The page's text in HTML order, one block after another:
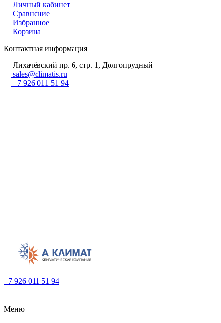
Личный кабинет
Сравнение
Избранное
Корзина
Контактная информация
Лихачёвский пр. 6, стр. 1, Долгопрудный
sales@climatis.ru
+7 926 011 51 94
+7 926 011 51 94
Меню